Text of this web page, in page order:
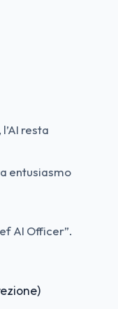
resta
entusiasmo
AI Officer”.